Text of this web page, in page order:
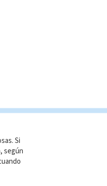
Si
según